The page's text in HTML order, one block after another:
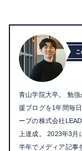
青山学院大卒。 勉
援ブログを1年間毎
ープの株式会社
上達成。 2023年3
半年でメディア記事